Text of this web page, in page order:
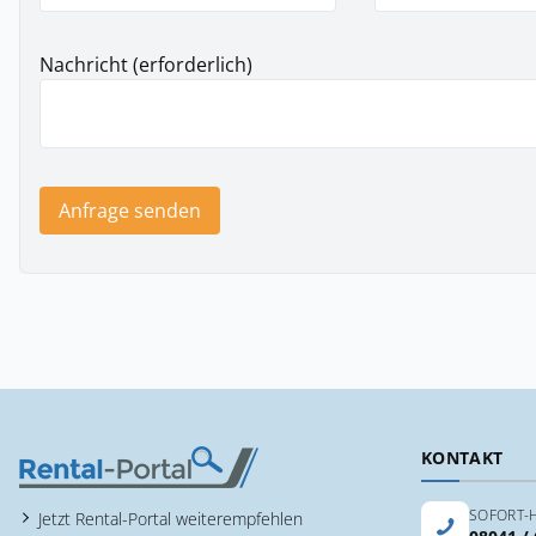
Nachricht (erforderlich)
Anfrage senden
Jetzt Rental-Portal weiterempfehlen
KONTAKT
SOFORT-